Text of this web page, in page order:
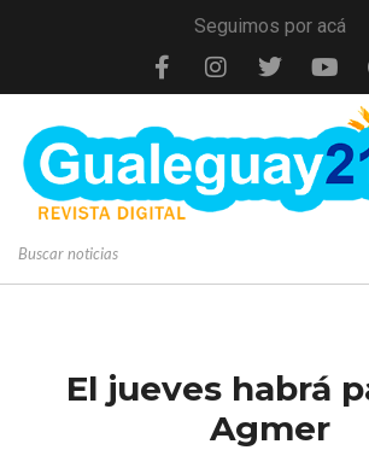
Seguimos por acá
El jueves habrá
Agmer